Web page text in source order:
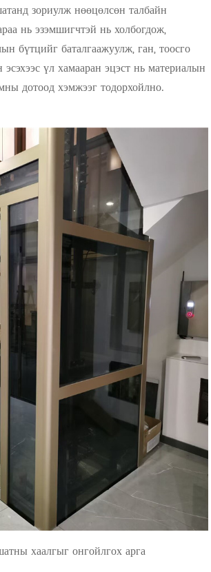
зориулж нөөцөлсөн талбайн
нь эзэмшигчтэй нь холбогдож,
бүтцийг баталгаажуулж, ган, тоосго
эсэхээс үл хамааран эцэст нь материалын
дотоод хэмжээг тодорхойлно.
хаалгыг онгойлгох арга